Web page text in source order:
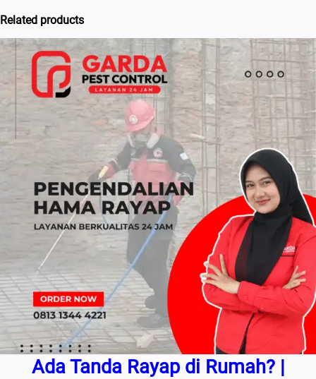
Related products
Ada Tanda Rayap di Rumah? |